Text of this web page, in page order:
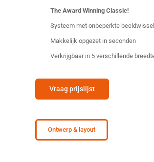
The Award Winning Classic!
Systeem met onbeperkte beeldwissel
Makkelijk opgezet in seconden
Verkrijgbaar in 5 verschillende
Vraag prijslijst
Ontwerp & layout